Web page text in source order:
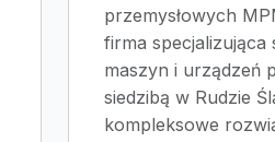
przemysłowych
firma specjalizująca
maszyn i urządzeń
siedzibą w Rudzie
kompleksowe